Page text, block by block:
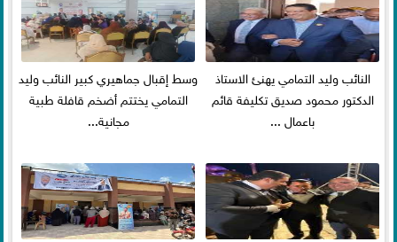
النائب وليد التمامي يهنئ الاستاذ
الدكتور محمود صديق تكليفة قائم
باعمال ...
وسط إقبال جماهيري كبير النائب وليد
التمامي يختتم أضخم قافلة طبية
مجانية...